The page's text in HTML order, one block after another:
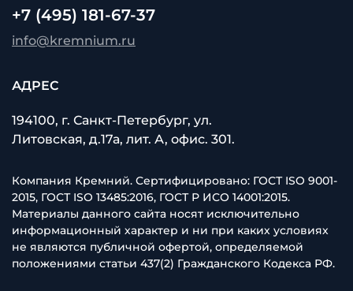
+7 (495) 181-67-37
info@kremnium.ru
АДРЕС
194100, г. Санкт-Петербург, ул.
Литовская, д.17а, лит. А, офис. 301.
Компания Кремний. Сертифицировано: ГОСТ ISO 9001-
2015, ГОСТ ISO 13485:2016, ГОСТ Р ИСО 14001:2015.
Материалы данного сайта носят исключительно
информационный характер и ни при каких условиях
не являются публичной офертой, определяемой
положениями статьи 437(2) Гражданского Кодекса РФ.